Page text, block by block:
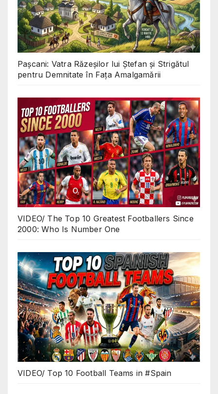
Pașcani: Vatra Răzeșilor lui Ștefan și Strigătul
pentru Demnitate în Fața Amalgamării
VIDEO/ The Top 10 Greatest Footballers Since
2000: Who Is Number One
VIDEO/ Top 10 Football Teams in #Spain